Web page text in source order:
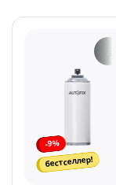
-9%
бестселлер!